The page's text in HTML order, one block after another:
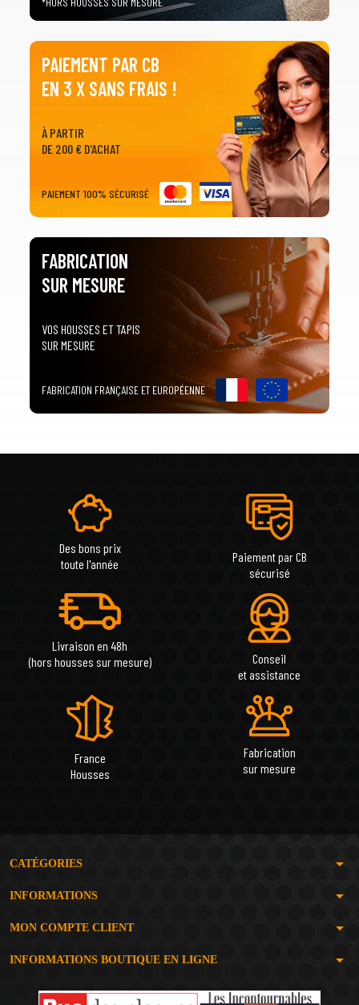
PAIEMENT PAR CB
EN 3 X SANS FRAIS !
À PARTIR
DE 200 € D'ACHAT
PAIEMENT 100% SÉCURISÉ
FABRICATION
SUR MESURE
VOS HOUSSES ET TAPIS
SUR MESURE
FABRICATION FRANÇAISE ET EUROPÉENNE
Des bons prix
toute l'année
Paiement par CB
sécurisé
Livraison en 48h
(hors housses sur mesure)
Conseil
et assistance
France
Housses
Fabrication
sur mesure
CATÉGORIES arrow_drop_down
INFORMATIONS arrow_drop_down
MON COMPTE CLIENT arrow_drop_down
INFORMATIONS BOUTIQUE EN LIGNE arrow_drop_down